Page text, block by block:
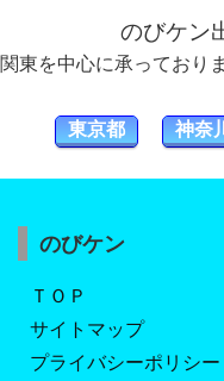
のびケン
関東を中心に承っており
東京都
神奈
のびケン
ＴＯＰ
サイトマップ
プライバシーポリシー